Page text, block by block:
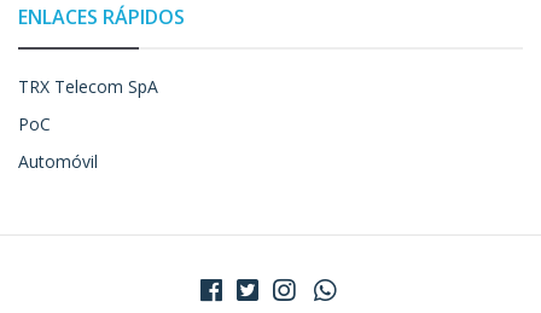
ENLACES RÁPIDOS
TRX Telecom SpA
PoC
Automóvil